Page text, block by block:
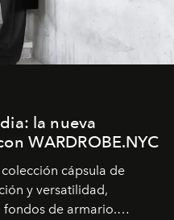
la nueva
WARDROBE.NYC
cápsula de
y versatilidad,
fondos de armario.